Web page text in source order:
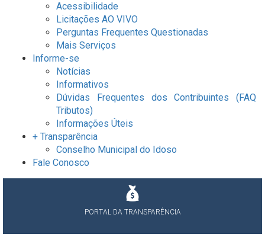
Acessibilidade
Licitações AO VIVO
Perguntas Frequentes Questionadas
Mais Serviços
Informe-se
Notícias
Informativos
Dúvidas Frequentes dos Contribuintes (FAQ
Tributos)
Informações Úteis
+ Transparência
Conselho Municipal do Idoso
Fale Conosco
PORTAL DA TRANSPARÊNCIA